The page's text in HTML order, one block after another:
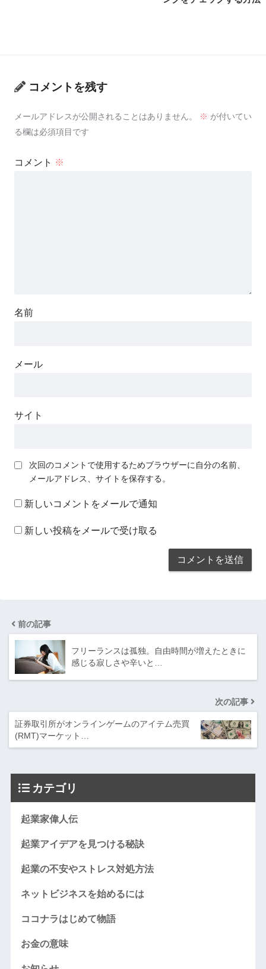
コメントを残す
メールアドレスが公開されることはありません。 ※ が付いてい
る欄は必須項目です
コメント ※
名前
メール
サイト
次回のコメントで使用するためブラウザーに自分の名前、
メールアドレス、サイトを保存する。
新しいコメントをメールで通知
新しい投稿をメールで受け取る
前の記事
フリーランスは孤独。自由時間が増えたときに
感じる寂しさや辛いと…
次の記事
証券取引所がオンラインゲームのアイテム売買
(RMT)マーケット…
カテゴリ
起業家偉人伝
起業アイデアを見つける秘訣
起業の不安やストレス対処方法
ネットビジネスを始めるには
ココナラはじめて物語
お金の意味